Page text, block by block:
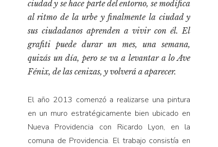
Narrativas visuales
Pensamiento
Pensamiento ilustrado
Personaje
Personajes secundarios
Relecturas
Sociedad
Turismo accidental
ciudad y se hace parte del entorno, se modifica
al ritmo de la urbe y finalmente la ciudad y
sus ciudadanos aprenden a vivir con él. El
grafiti puede durar un mes, una semana,
quizás un día, pero se va a levantar a lo Ave
Fénix, de las cenizas, y volverá a aparecer.
El año 2013 comenzó a realizarse una pintura
en un muro estratégicamente bien ubicado en
Nueva Providencia con Ricardo Lyon, en la
comuna de Providencia. El trabajo consistía en